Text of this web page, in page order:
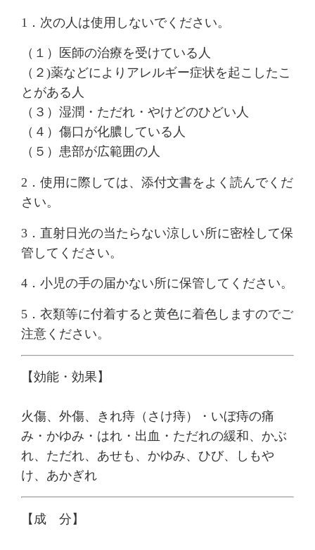
1．次の人は使用しないでください。
（１）医師の治療を受けている人
（２)薬などによりアレルギー症状を起こしたこ
とがある人
（３）湿潤・ただれ・やけどのひどい人
（４）傷口が化膿している人
（５）患部が広範囲の人
2．使用に際しては、添付文書をよく読んでくだ
さい。
3．直射日光の当たらない涼しい所に密栓して保
管してください。
4．小児の手の届かない所に保管してください。
5．衣類等に付着すると黄色に着色しますのでご
注意ください。
【効能・効果】
火傷、外傷、きれ痔（さけ痔）・いぼ痔の痛
み・かゆみ・はれ・出血・ただれの緩和、かぶ
れ、ただれ、あせも、かゆみ、ひび、しもや
け、あかぎれ
【成 分】